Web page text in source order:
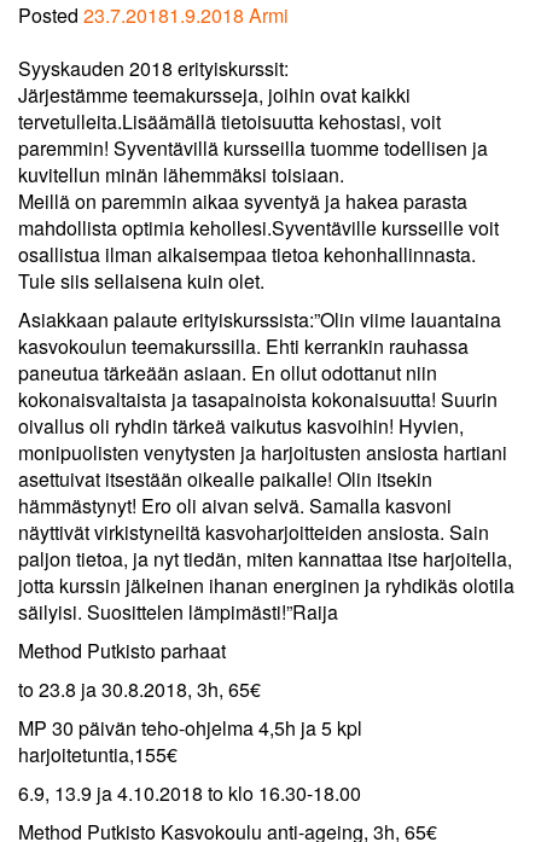
Posted 23.7.20181.9.2018 Armi
Syyskauden 2018 erityiskurssit:
Järjestämme teemakursseja, joihin ovat kaikki
tervetulleita.Lisäämällä tietoisuutta kehostasi, voit
paremmin! Syventävillä kursseilla tuomme todellisen ja
kuvitellun minän lähemmäksi toisiaan.
Meillä on paremmin aikaa syventyä ja hakea parasta
mahdollista optimia kehollesi.Syventäville kursseille voit
osallistua ilman aikaisempaa tietoa kehonhallinnasta.
Tule siis sellaisena kuin olet.
Asiakkaan palaute erityiskurssista:”Olin viime lauantaina
kasvokoulun teemakurssilla. Ehti kerrankin rauhassa
paneutua tärkeään asiaan. En ollut odottanut niin
kokonaisvaltaista ja tasapainoista kokonaisuutta! Suurin
oivallus oli ryhdin tärkeä vaikutus kasvoihin! Hyvien,
monipuolisten venytysten ja harjoitusten ansiosta hartiani
asettuivat itsestään oikealle paikalle! Olin itsekin
hämmästynyt! Ero oli aivan selvä. Samalla kasvoni
näyttivät virkistyneiltä kasvoharjoitteiden ansiosta. Sain
paljon tietoa, ja nyt tiedän, miten kannattaa itse harjoitella,
jotta kurssin jälkeinen ihanan energinen ja ryhdikäs olotila
säilyisi. Suosittelen lämpimästi!”Raija
Method Putkisto parhaat
to 23.8 ja 30.8.2018, 3h, 65€
MP 30 päivän teho-ohjelma 4,5h ja 5 kpl
harjoitetuntia,155€
6.9, 13.9 ja 4.10.2018 to klo 16.30-18.00
Method Putkisto Kasvokoulu anti-ageing, 3h, 65€